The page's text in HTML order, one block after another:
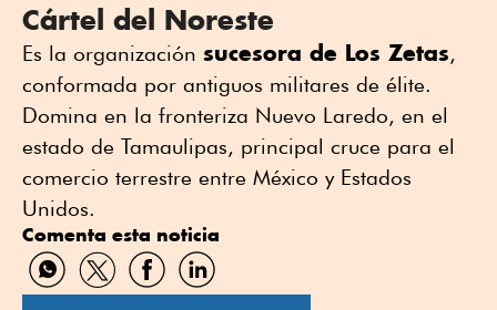
Cártel del Noreste
Es la organización sucesora de Los Zetas,
conformada por antiguos militares de élite.
Domina en la fronteriza Nuevo Laredo, en el
estado de Tamaulipas, principal cruce para el
comercio terrestre entre México y Estados
Unidos.
Comenta esta noticia
Compartir
por
Compartir
por
Compartir
por
Compartir
por